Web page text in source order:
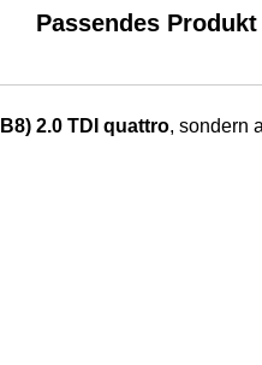
Passendes
2.0 TDI quattro, sondern